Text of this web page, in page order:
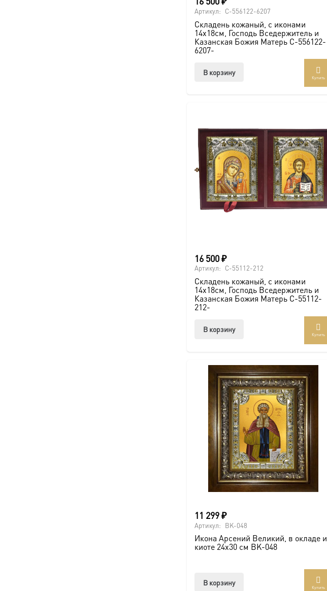
Артикул: C-556122-6207
Складень кожаный, с иконами
14х18см, Господь Вседержитель и
Казанская Божия Матерь C-556122-
6207-
В корзину
Купить
16 500₽
Артикул: C-55112-212
Складень кожаный, с иконами
14х18см, Господь Вседержитель и
Казанская Божия Матерь C-55112-
212-
В корзину
Купить
11 299₽
Артикул: BK-048
Икона Арсений Великий, в окладе и
киоте 24х30 см BK-048
В корзину
Купить